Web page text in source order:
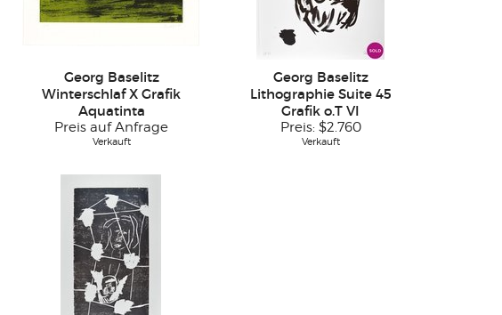
Georg Baselitz
Winterschlaf X Grafik
Aquatinta
Preis auf Anfrage
Verkauft
Georg Baselitz
Lithographie Suite 45
Grafik o.T VI
Preis: $2.760
Verkauft